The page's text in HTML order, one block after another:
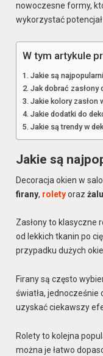
nowoczesne formy,
wykorzystać
W tym artykule
Jakie są
Jak dobrać zasłony
Jakie kolory zasłon
Jakie dodatki do
Jakie są trendy w
Jakie są
Decoracja okien w
firany, roletyoraz
Zasłony to klasyczne
od lekkich tkanin po
przypadku dużych
Firany są często
światła,
uzyskać ciekawszy
Rolety to kolejna
można je łatwo